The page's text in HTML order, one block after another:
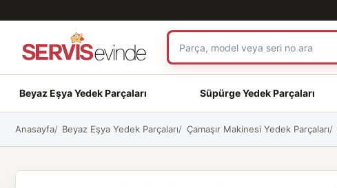
Beyaz Eşya Yedek Parçaları Süpürge Yedek Parçaları
Anasayfa Beyaz Eşya Yedek Parçaları Çamaşır Makinesi Yedek Parçaları